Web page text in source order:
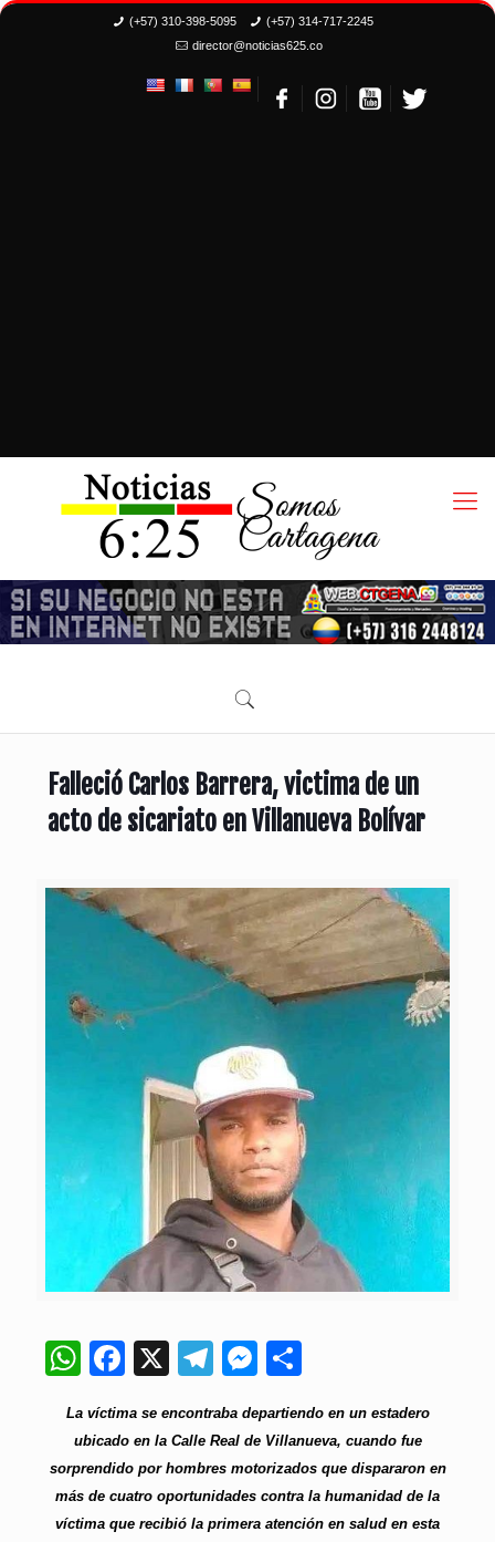
(+57) 310-398-5095
(+57) 314-717-2245
director@noticias625.co
Falleció Carlos Barrera, victima de un
acto de sicariato en Villanueva Bolívar
WhatsApp
Facebook
X Telegram
Messenger
La víctima se encontraba departiendo en un estadero
ubicado en la Calle Real de Villanueva, cuando fue
sorprendido por hombres motorizados que dispararon en
más de cuatro oportunidades contra la humanidad de la
víctima que recibió la primera atención en salud en esta